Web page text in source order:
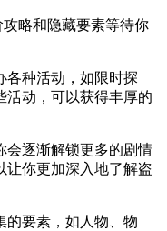
略和隐藏要素等待你
各种活动，如限时探
活动，可以获得丰厚的
会逐渐解锁更多的剧情
让你更加深入地了解盗
的要素，如人物、物